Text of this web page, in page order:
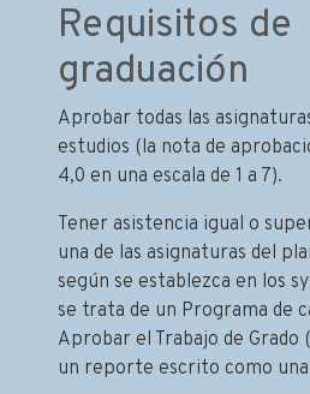
Requisitos de
graduación
Aprobar todas las
estudios (la nota de
4,0 en una escala de 1 a 7).
Tener asistencia igual o
una de las asignaturas del
según se establezca en los
se trata de un Programa de
Aprobar el Trabajo de
un reporte escrito como